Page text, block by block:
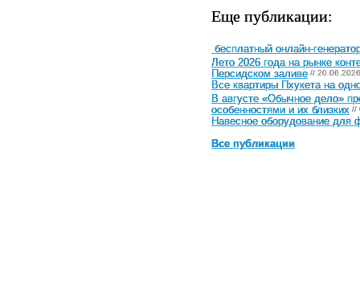
Еще публикации:
бесплатный онлайн-
Лето 2026 года на рынке
Персидском заливе //
Все квартиры Пхукета на
В августе «Обычное дело»
особенностями и их близких //
Навесное оборудование для
Все публикации